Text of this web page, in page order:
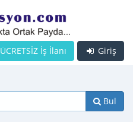
Giriş
ÜCRETSİZ İş İlanı
Bul